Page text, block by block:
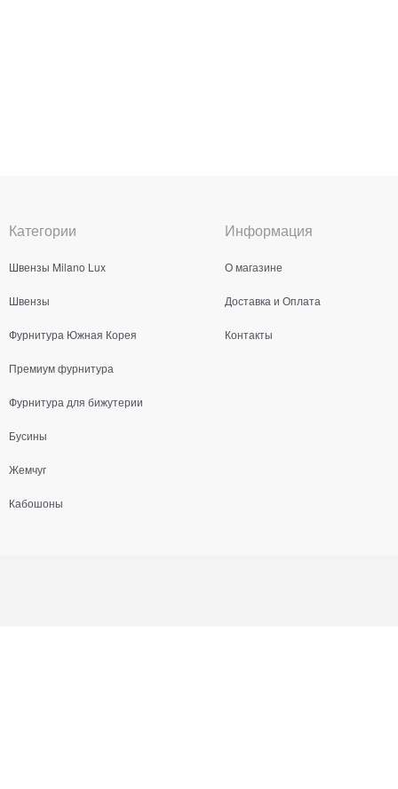
Категории
Швензы Milano Lux
Швензы
Фурнитура Южная Корея
Премиум фурнитура
Фурнитура для бижутерии
Бусины
Жемчуг
Кабошоны
Информация
О магазине
Доставка и Оплата
Контакты